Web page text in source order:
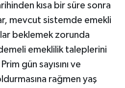
kısa bir süre sonra
mevcut sistemde emekli
beklemek zorunda
emeklilik taleplerini
gün sayısını ve
rağmen yaş